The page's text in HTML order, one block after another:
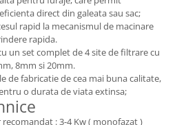
direct din galeata sau sac;
rapid la mecanismul de macinare
rapida.
un set complet de 4 site de filtrare cu
8mm si 20mm.
de fabricatie de cea mai buna calitate,
o durata de viata extinsa;
: 3-4 Kw ( monofazat )